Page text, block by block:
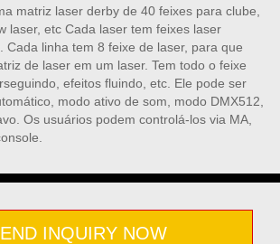
matriz laser derby de 40 feixes para clube,
laser, etc Cada laser tem feixes laser
Cada linha tem 8 feixe de laser, para que
de laser em um laser. Tem todo o feixe
efeitos fluindo, etc. Ele pode ser
modo ativo de som, modo DMX512,
Os usuários podem controlá-los via MA,
INQUIRY NOW